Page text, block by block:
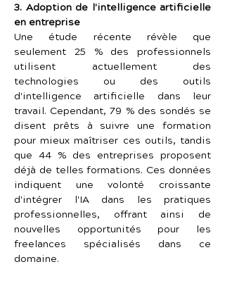
3. Adoption de l'intelligence artificielle
en entreprise
Une étude récente révèle que
seulement 25 % des professionnels
utilisent actuellement des
technologies ou des outils
d'intelligence artificielle dans leur
travail. Cependant, 79 % des sondés se
disent prêts à suivre une formation
pour mieux maîtriser ces outils, tandis
que 44 % des entreprises proposent
déjà de telles formations. Ces données
indiquent une volonté croissante
d'intégrer l'IA dans les pratiques
professionnelles, offrant ainsi de
nouvelles opportunités pour les
freelances spécialisés dans ce
domaine.